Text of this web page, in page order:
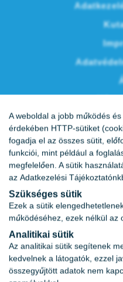
A weboldal a jobb működés
érdekében HTTP-sütiket
fogadja el az összes sütit,
funkciói, mint például a
megfelelően. A sütik
az Adatkezelési
Szükséges sütik
Ezek a sütik
működéséhez, ezek nélkül az
Analitikai sütik
Az analitikai sütik segítenek
kedvelnek a látogatók, ezzel
összegyűjtött adatok nem